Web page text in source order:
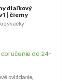
diaľkový
| čierny
do 24-
ovládanie,